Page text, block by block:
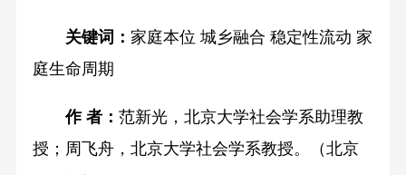
关键词： 家庭本位 城乡融合 稳定性流动 家
庭生命周期
作 者： 范新光，北京大学社会学系助理教
授；周飞舟，北京大学社会学系教授。（北京